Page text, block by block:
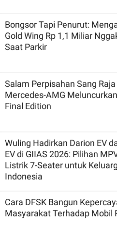
Bongsor Tapi Penurut:
Gold Wing Rp 1,1 Miliar
Saat Parkir
Salam Perpisahan Sang
Mercedes-AMG
Final Edition
Wuling Hadirkan Darion EV
EV di GIIAS 2026: Pilihan
Listrik 7-Seater untuk
Indonesia
Cara DFSK Bangun
Masyarakat Terhadap Mobil